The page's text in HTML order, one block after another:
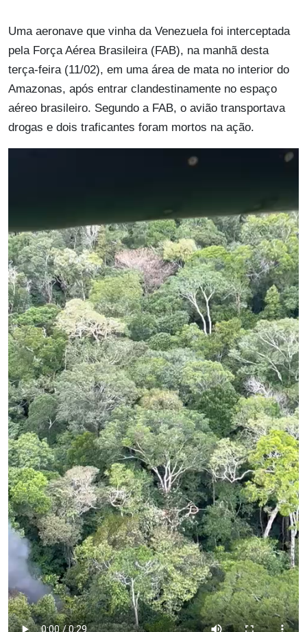
Uma aeronave que vinha da Venezuela foi interceptada
pela Força Aérea Brasileira (FAB), na manhã desta
terça-feira (11/02), em uma área de mata no interior do
Amazonas, após entrar clandestinamente no espaço
aéreo brasileiro. Segundo a FAB, o avião transportava
drogas e dois traficantes foram mortos na ação.